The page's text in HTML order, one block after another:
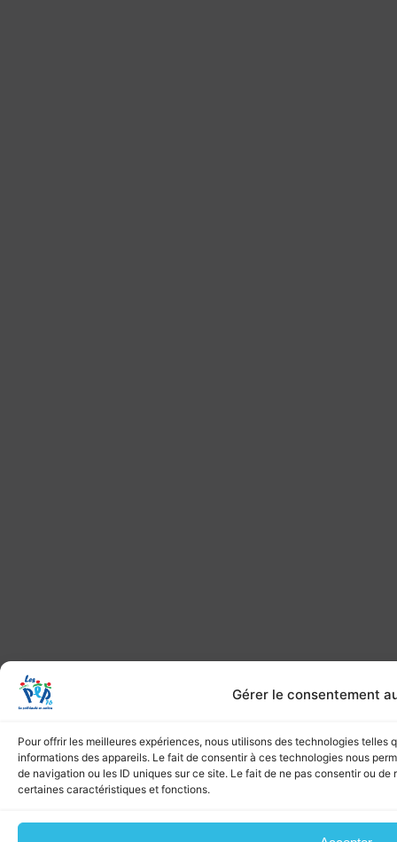
Gérer le consentement
Pour offrir les meilleures expériences, nous utilisons des technologies
informations des appareils. Le fait de consentir à ces technologies nous
de navigation ou les ID uniques sur ce site. Le fait de ne pas consentir ou
certaines caractéristiques et fonctions.